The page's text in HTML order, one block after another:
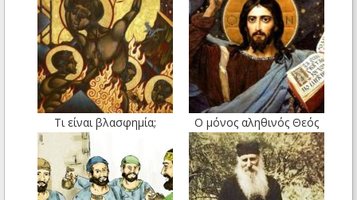
Τι είναι βλασφημία; Ο μόνος αληθινός Θεός